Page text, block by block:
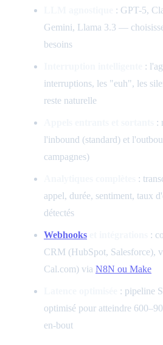
: GPT-5,
Gemini, Llama 3.3 —
besoins
:
interruptions, les "euh", les
reste naturelle
:
l'inbound (standard) et
campagnes)
:
appel, durée, sentiment, taux
détectés
Webhooks
:
CRM (HubSpot, Salesforce),
Cal.com) via N8N ou Make
: pipeline
optimisé pour atteindre
en-bout